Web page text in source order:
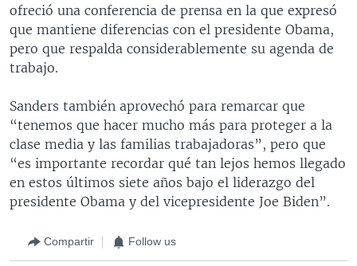
ofreció una conferencia de prensa en la que expresó
que mantiene diferencias con el presidente Obama,
pero que respalda considerablemente su agenda de
trabajo.
Sanders también aprovechó para remarcar que
“tenemos que hacer mucho más para proteger a la
clase media y las familias trabajadoras”, pero que
“es importante recordar qué tan lejos hemos llegado
en estos últimos siete años bajo el liderazgo del
presidente Obama y del vicepresidente Joe Biden”.
Compartir Follow us